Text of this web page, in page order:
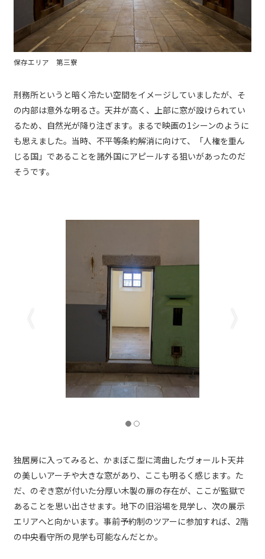
保存エリア 第三寮
刑務所というと暗く冷たい空間をイメージしていましたが、そ
の内部は意外な明るさ。天井が高く、上部に窓が設けられてい
るため、自然光が降り注ぎます。まるで映画の1シーンのように
も思えました。当時、不平等条約解消に向けて、「人権を重ん
じる国」であることを諸外国にアピールする狙いがあったのだ
そうです。
独居房に入ってみると、かまぼこ型に湾曲したヴォールト天井
の美しいアーチや大きな窓があり、ここも明るく感じます。た
だ、のぞき窓が付いた分厚い木製の扉の存在が、ここが監獄で
あることを思い出させます。地下の旧浴場を見学し、次の展示
エリアへと向かいます。事前予約制のツアーに参加すれば、2階
の中央看守所の見学も可能なんだとか。